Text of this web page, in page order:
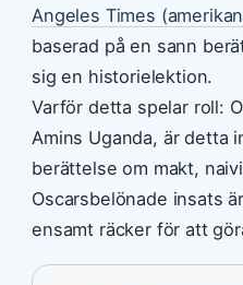
Angeles Times
baserad på en sann
sig en historielektion.
Varför detta spelar roll:
Amins Uganda, är detta
berättelse om makt,
Oscarsbelönade insats
ensamt räcker för att